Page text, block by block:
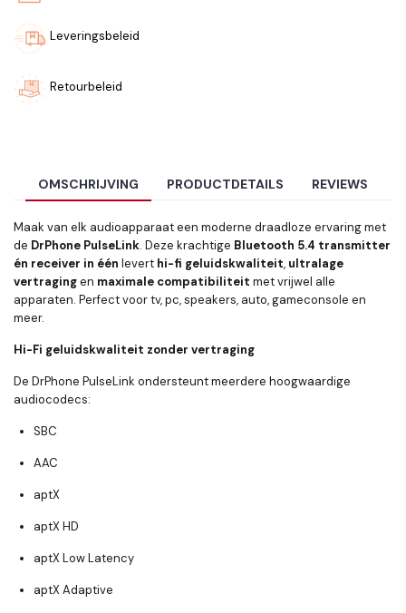
Leveringsbeleid
Retourbeleid
OMSCHRIJVING PRODUCTDETAILS REVIEWS
Maak van elk audioapparaat een moderne draadloze ervaring met
de DrPhone PulseLink. Deze krachtige Bluetooth 5.4 transmitter
én receiver in één levert hi-fi geluidskwaliteit, ultralage
vertragingen maximale compatibiliteit met vrijwel alle
apparaten. Perfect voor tv, pc, speakers, auto, gameconsole en
meer.
Hi-Fi geluidskwaliteit zonder vertraging
De DrPhone PulseLink ondersteunt meerdere hoogwaardige
audiocodecs:
SBC
AAC
aptX
aptX HD
aptX Low Latency
aptX Adaptive